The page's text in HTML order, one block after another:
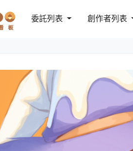
委託列表 創作者列表